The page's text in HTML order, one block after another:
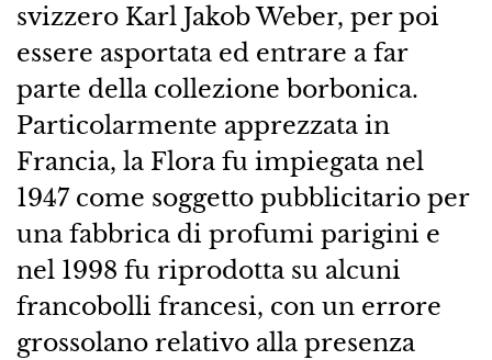
svizzero Karl Jakob Weber, per poi
essere asportata ed entrare a far
parte della collezione borbonica.
Particolarmente apprezzata in
Francia, la Flora fu impiegata nel
1947 come soggetto pubblicitario per
una fabbrica di profumi parigini e
nel 1998 fu riprodotta su alcuni
francobolli francesi, con un errore
grossolano relativo alla presenza